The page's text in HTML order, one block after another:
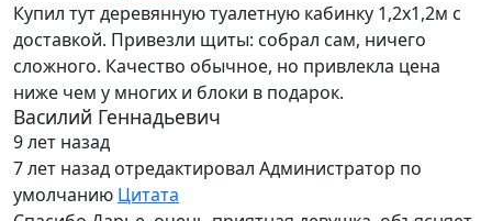
Купил тут деревянную туалетную кабинку 1,2х1,2м с
доставкой. Привезли щиты: собрал сам, ничего
сложного. Качество обычное, но привлекла цена
ниже чем у многих и блоки в подарок.
Василий Геннадьевич
9 лет назад
7 лет назад отредактировал Администратор по
умолчанию Цитата